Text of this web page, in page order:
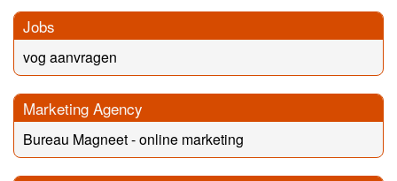
Jobs
vog aanvragen
Marketing Agency
Bureau Magneet - online marketing